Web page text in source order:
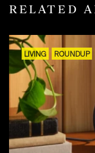
RELATED
LIVING ROUNDUP